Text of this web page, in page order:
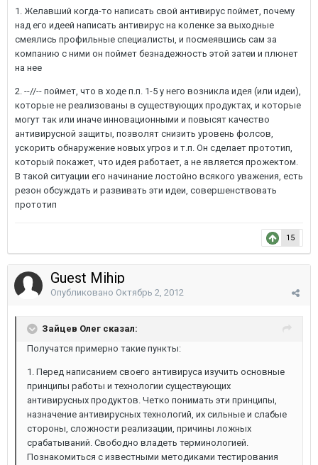
1. Желавший когда-то написать свой антивирус поймет, почему
над его идеей написать антивирус на коленке за выходные
смеялись профильные специалисты, и посмеявшись сам за
компанию с ними он поймет безнадежность этой затеи и плюнет
на нее
2. --//-- поймет, что в ходе п.п. 1-5 у него возникла идея (или идеи),
которые не реализованы в существующих продуктах, и которые
могут так или иначе инновационными и повысят качество
антивирусной защиты, позволят снизить уровень фолсов,
ускорить обнаружение новых угроз и т.п. Он сделает прототип,
который покажет, что идея работает, а не является прожектом.
В такой ситуации его начинание лостойно всякого уважения, есть
резон обсуждать и развивать эти идеи, совершенствовать
прототип
15
Guest Mihip
Опубликовано Октябрь 2, 2012
Зайцев Олег сказал:
Получатся примерно такие пункты:
1. Перед написанием своего антивируса изучить основные
принципы работы и технологии существующих
антивирусных продуктов. Четко понимать эти принципы,
назначение антивирусных технологий, их сильные и слабые
стороны, сложности реализации, причины ложных
срабатываний. Свободно владеть терминологией.
Познакомиться с известными методиками тестирования